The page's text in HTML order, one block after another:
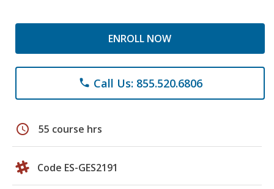
ENROLL NOW
phone Call Us: 855.520.6806
schedule 55 course hrs
Code ES-GES2191